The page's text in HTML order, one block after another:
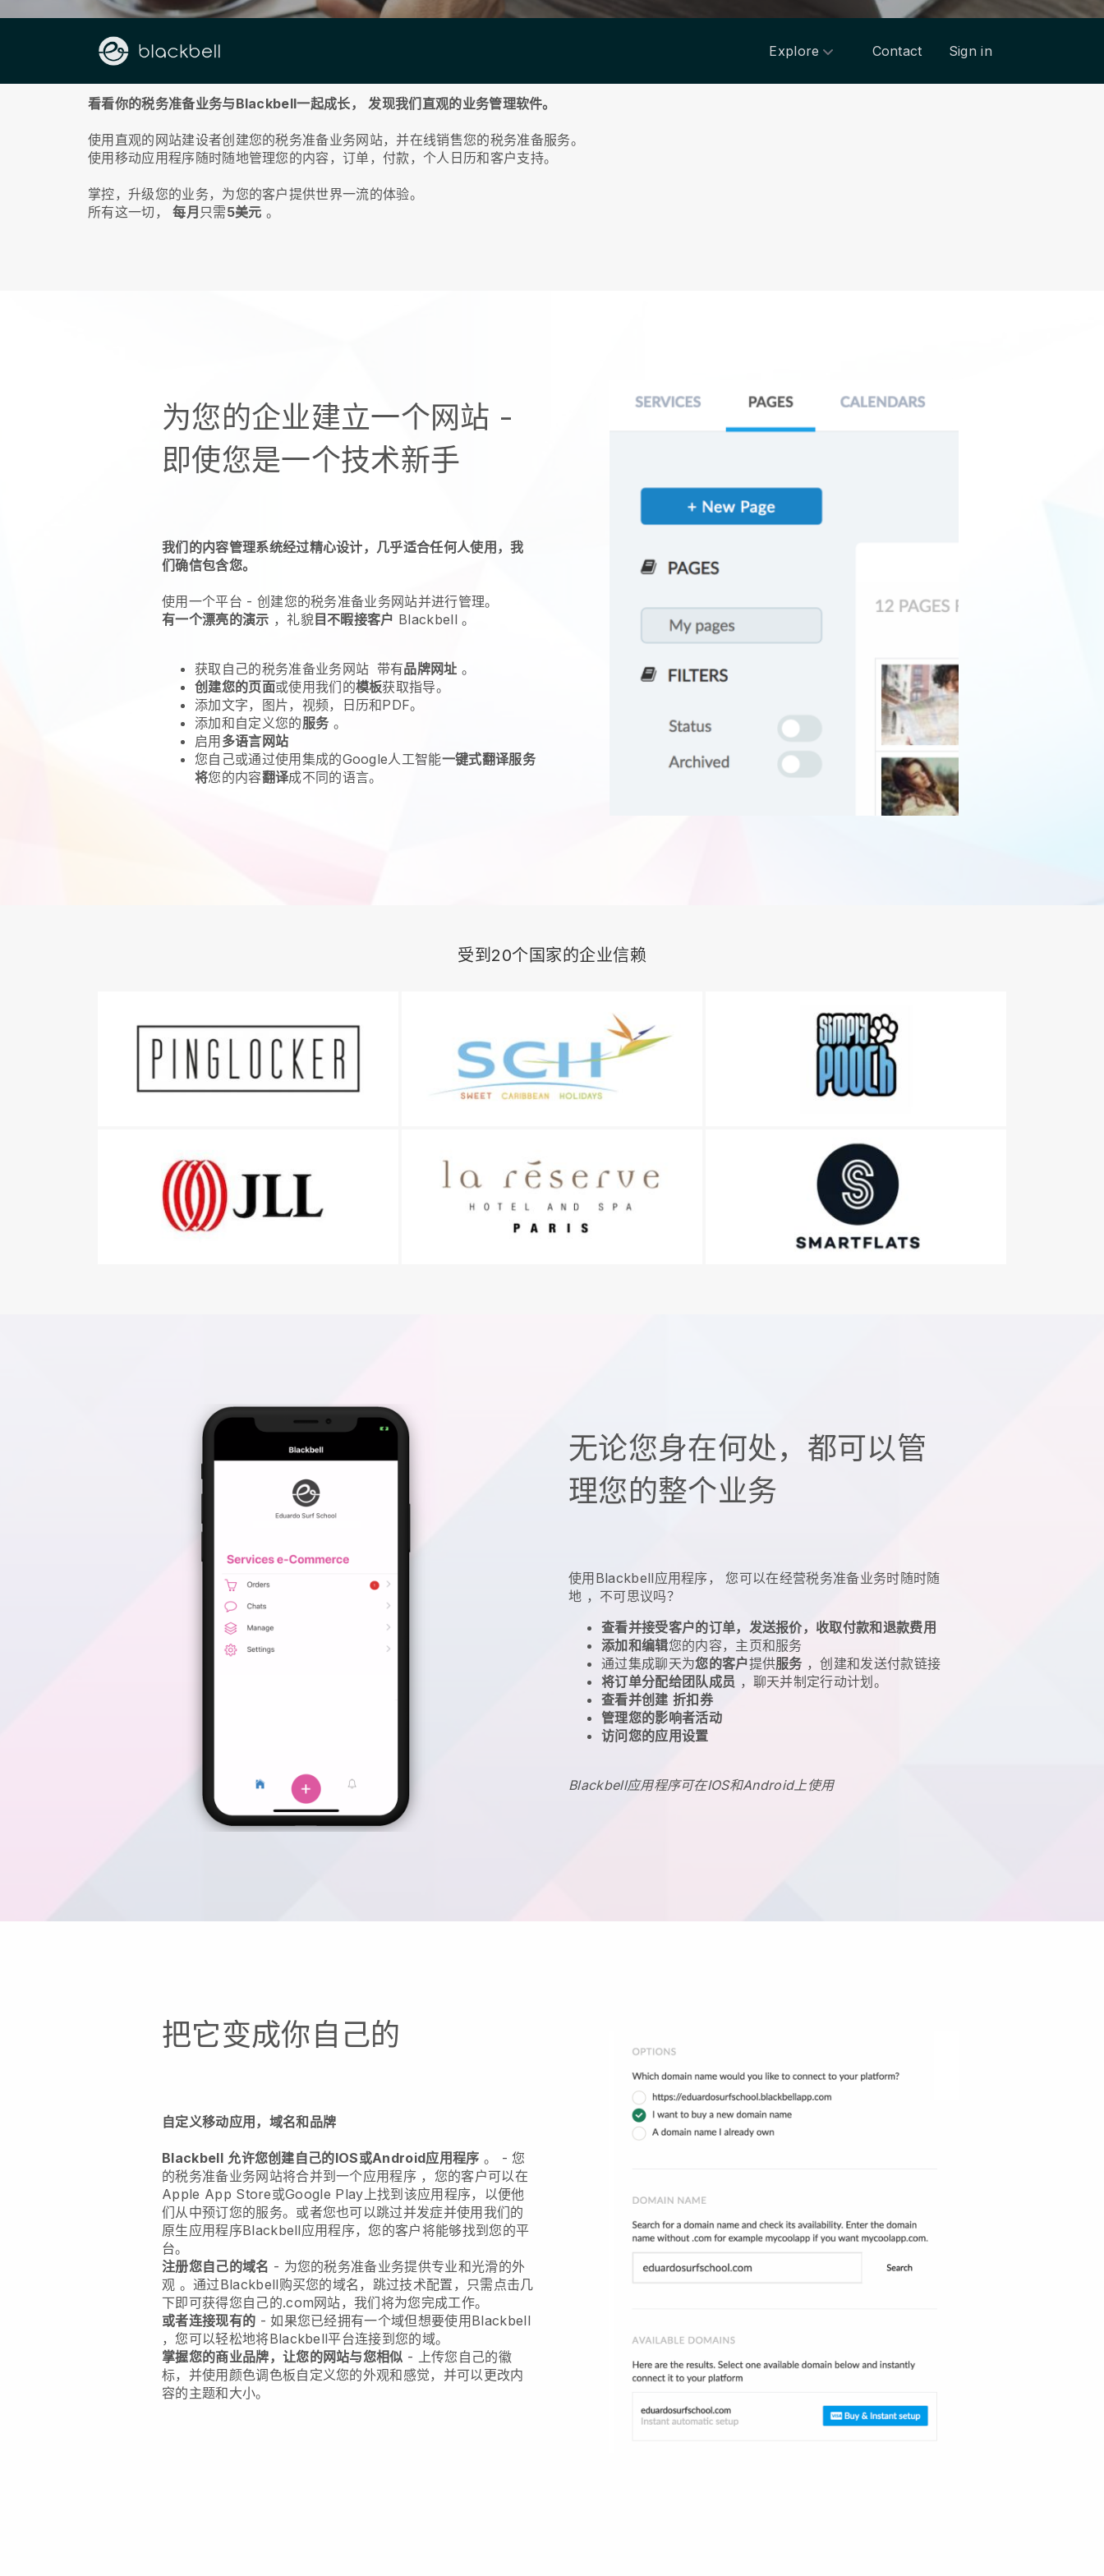
Explore Contact Sign in
关于我们
看看你的税务准备业务与Blackbell一起成长， 发现我们直观的业务管理软件。
使用直观的网站建设者创建您的税务准备业务网站，并在线销售您的税务准备服务。
使用移动应用程序随时随地管理您的内容，订单，付款，个人日历和客户支持。
掌控，升级您的业务，为您的客户提供世界一流的体验。
所有这一切，每月 只需5美元 。
为您的企业建立一个网站 -
即使您是一个技术新手
我们的内容管理系统经过精心设计，几乎适合任何人使用，我
们确信包含您。
使用一个平台 - 创建您的税务准备业务网站并进行管理。
有一个漂亮的演示 ，礼貌目不暇接客户 Blackbell 。
获取自己的税务准备业务网站 带有品牌网址 。
创建您的页面或使用我们的模板获取指导。
添加文字，图片，视频，日历和PDF。
添加和自定义您的服务 。
启用多语言网站
您自己或通过使用集成的Google人工智能一键式翻译服务
将您的内容翻译成不同的语言。
受到20个国家的企业信赖
无论您身在何处，都可以管
理您的整个业务
使用 Blackbell应用程序，您可以在经营税务准备业务时随时随
地 ，不可思议吗？
查看并接受客户的订单，发送报价，收取付款和退款费用
添加和编辑您的内容，主页和服务
通过集成聊天为您的客户提供服务 ，创建和发送付款链接
将订单分配给团队成员 ，聊天并制定行动计划。
查看并创建 折扣券
管理您的影响者活动
访问您的应用设置
Blackbell应用程序可在IOS和Android上使用
把它变成你自己的
自定义移动应用，域名和品牌
Blackbell 允许您创建自己的IOS或Android应用程序 。 -您
的税务准备业务网站将合并到一个应用程序 ，您的客户可以在
Apple App Store或Google Play上找到该应用程序，以便他
们从中预订您的服务。或者您也可以跳过并发症并使用我们的
原生应用程序Blackbell应用程序，您的客户将能够找到您的平
台。
注册您自己的域名 - 为您的税务准备业务提供专业和光滑的外
观 。通过Blackbell购买您的域名，跳过技术配置，只需点击几
下即可获得您自己的.com网站，我们将为您完成工作。
或者连接现有的 - 如果您已经拥有一个域但想要使用 Blackbell
，您可以轻松地将Blackbell平台连接到您的域。
掌握您的商业品牌，让您的网站与您相似 - 上传您自己的徽
标，并使用颜色调色板自定义您的外观和感觉，并可以更改内
容的主题和大小。